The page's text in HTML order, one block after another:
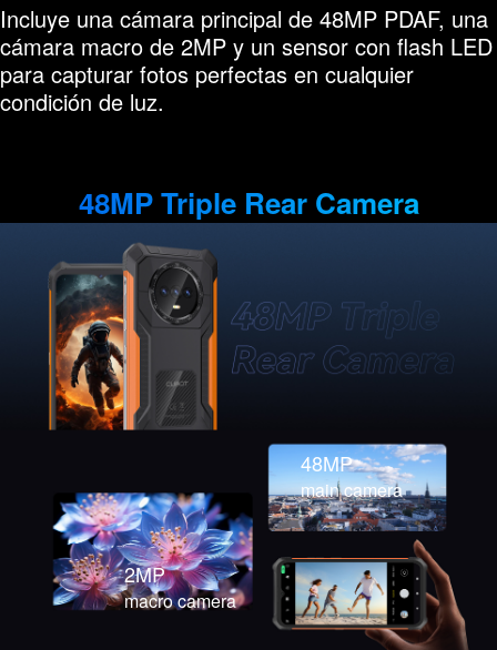
Incluye una cámara principal de 48MP PDAF, una
cámara macro de 2MP y un sensor con flash LED
para capturar fotos perfectas en cualquier
condición de luz.
48MP Triple Rear Camera
48MP
main camera
2MP
macro camera